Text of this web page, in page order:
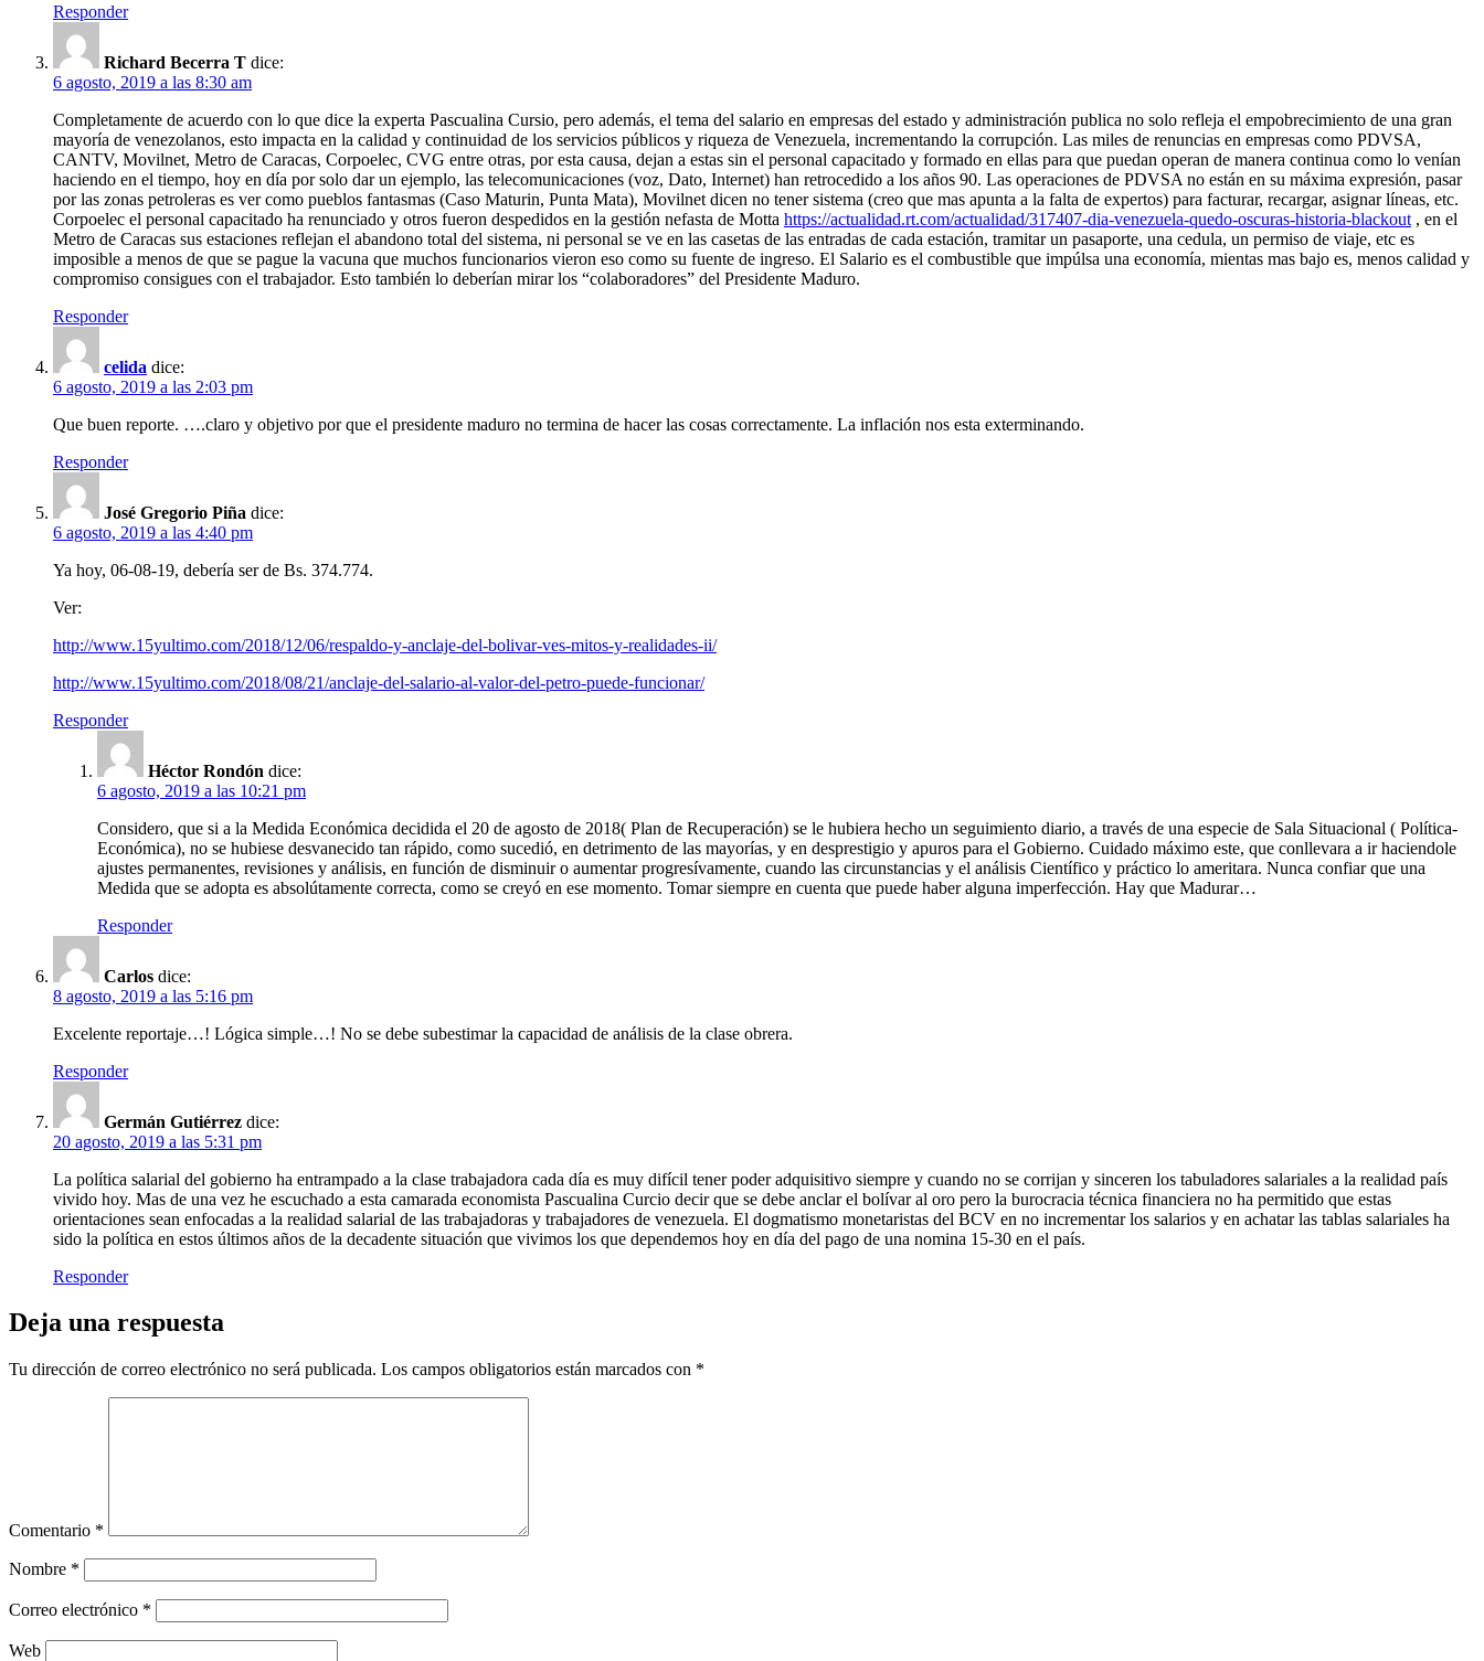
Responder
Richard Becerra T dice:
6 agosto, 2019 a las 8:30 am
Completamente de acuerdo con lo que dice la experta Pascualina Cursio, pero además, el tema del salario en empresas del estado y administración publica no solo refleja el empobrecimiento de una gran
mayoría de venezolanos, esto impacta en la calidad y continuidad de los servicios públicos y riqueza de Venezuela, incrementando la corrupción. Las miles de renuncias en empresas como PDVSA,
CANTV, Movilnet, Metro de Caracas, Corpoelec, CVG entre otras, por esta causa, dejan a estas sin el personal capacitado y formado en ellas para que puedan operan de manera continua como lo venían
haciendo en el tiempo, hoy en día por solo dar un ejemplo, las telecomunicaciones (voz, Dato, Internet) han retrocedido a los años 90. Las operaciones de PDVSA no están en su máxima expresión, pasar
por las zonas petroleras es ver como pueblos fantasmas (Caso Maturin, Punta Mata), Movilnet dicen no tener sistema (creo que mas apunta a la falta de expertos) para facturar, recargar, asignar líneas, etc.
Corpoelec el personal capacitado ha renunciado y otros fueron despedidos en la gestión nefasta de Motta https://actualidad.rt.com/actualidad/317407-dia-venezuela-quedo-oscuras-historia-blackout , en el
Metro de Caracas sus estaciones reflejan el abandono total del sistema, ni personal se ve en las casetas de las entradas de cada estación, tramitar un pasaporte, una cedula, un permiso de viaje, etc es
imposible a menos de que se pague la vacuna que muchos funcionarios vieron eso como su fuente de ingreso. El Salario es el combustible que impúlsa una economía, mientas mas bajo es, menos calidad y
compromiso consigues con el trabajador. Esto también lo deberían mirar los “colaboradores” del Presidente Maduro.
Responder
celida dice:
6 agosto, 2019 a las 2:03 pm
Que buen reporte. ….claro y objetivo por que el presidente maduro no termina de hacer las cosas correctamente. La inflación nos esta exterminando.
Responder
José Gregorio Piña dice:
6 agosto, 2019 a las 4:40 pm
Ya hoy, 06-08-19, debería ser de Bs. 374.774.
Ver:
http://www.15yultimo.com/2018/12/06/respaldo-y-anclaje-del-bolivar-ves-mitos-y-realidades-ii/
http://www.15yultimo.com/2018/08/21/anclaje-del-salario-al-valor-del-petro-puede-funcionar/
Responder
Héctor Rondón dice:
6 agosto, 2019 a las 10:21 pm
Considero, que si a la Medida Económica decidida el 20 de agosto de 2018( Plan de Recuperación) se le hubiera hecho un seguimiento diario, a través de una especie de Sala Situacional ( Política-
Económica), no se hubiese desvanecido tan rápido, como sucedió, en detrimento de las mayorías, y en desprestigio y apuros para el Gobierno. Cuidado máximo este, que conllevara a ir haciendole
ajustes permanentes, revisiones y análisis, en función de disminuir o aumentar progresívamente, cuando las circunstancias y el análisis Científico y práctico lo ameritara. Nunca confiar que una
Medida que se adopta es absolútamente correcta, como se creyó en ese momento. Tomar siempre en cuenta que puede haber alguna imperfección. Hay que Madurar…
Responder
Carlos dice:
8 agosto, 2019 a las 5:16 pm
Excelente reportaje…! Lógica simple…! No se debe subestimar la capacidad de análisis de la clase obrera.
Responder
Germán Gutiérrez dice:
20 agosto, 2019 a las 5:31 pm
La política salarial del gobierno ha entrampado a la clase trabajadora cada día es muy difícil tener poder adquisitivo siempre y cuando no se corrijan y sinceren los tabuladores salariales a la realidad país
vivido hoy. Mas de una vez he escuchado a esta camarada economista Pascualina Curcio decir que se debe anclar el bolívar al oro pero la burocracia técnica financiera no ha permitido que estas
orientaciones sean enfocadas a la realidad salarial de las trabajadoras y trabajadores de venezuela. El dogmatismo monetaristas del BCV en no incrementar los salarios y en achatar las tablas salariales ha
sido la política en estos últimos años de la decadente situación que vivimos los que dependemos hoy en día del pago de una nomina 15-30 en el país.
Responder
Deja una respuesta
Tu dirección de correo electrónico no será publicada. Los campos obligatorios están marcados con *
Comentario *
Nombre *
Correo electrónico *
Web